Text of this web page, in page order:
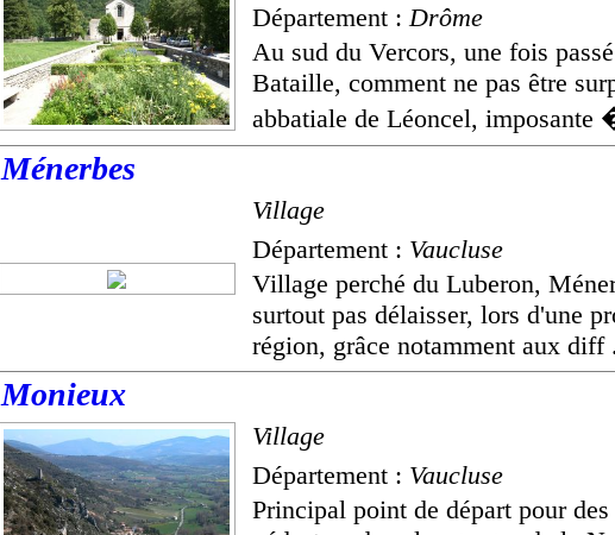
Département : Drôme
Au sud du Vercors, une fois
Bataille, comment ne pas être
abbatiale de Léoncel, imposante
Ménerbes
Village
Département : Vaucluse
Village perché du Luberon,
surtout pas délaisser, lors d'une
région, grâce notamment aux diff
Monieux
Village
Département : Vaucluse
Principal point de départ pour des